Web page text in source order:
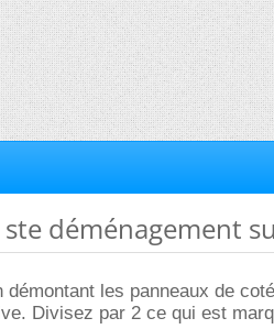
déménagement
démontant les panneaux de
Divisez par 2 ce qui est